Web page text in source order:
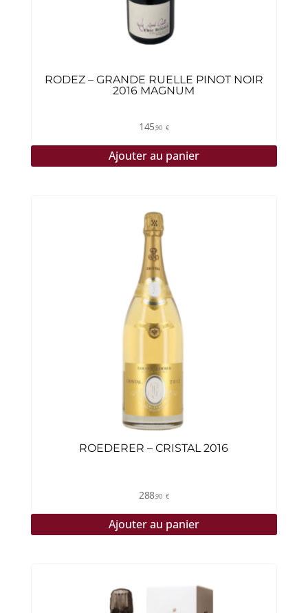
RODEZ – GRANDE RUELLE PINOT NOIR
2016 MAGNUM
145,90 €
Ajouter au panier
ROEDERER – CRISTAL 2016
288,90 €
Ajouter au panier